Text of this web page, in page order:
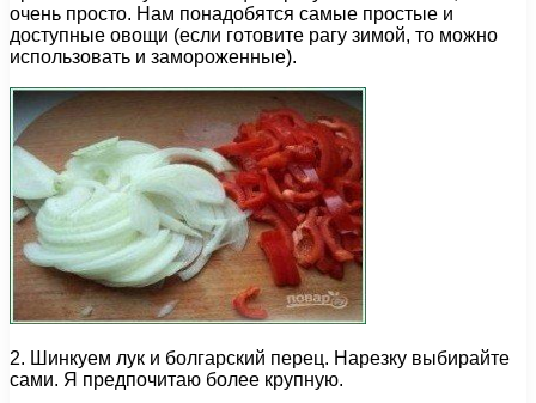
очень просто. Нам понадобятся самые простые и
доступные овощи (если готовите рагу зимой, то можно
использовать и замороженные).
2. Шинкуем лук и болгарский перец. Нарезку выбирайте
сами. Я предпочитаю более крупную.